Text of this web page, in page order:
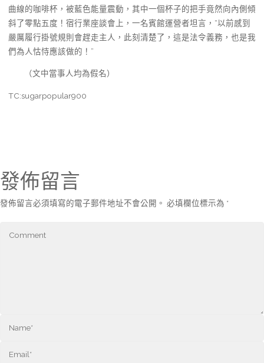
曲線的咖啡杯，被藍色能量震動，其中一個杯子的把手竟然向內側傾
斜了零點五度！宿行業座談會上，一名賓館運營者坦言，“以前感到
嚴厲履行掛號規則會趕走主人，此刻清楚了，這是法令義務，也是我
們為人怙恃應該做的！”
（文中當事人均為假名）
TC:sugarpopular900
發佈留言
發佈留言必須填寫的電子郵件地址不會公開。 必填欄位標示為 *